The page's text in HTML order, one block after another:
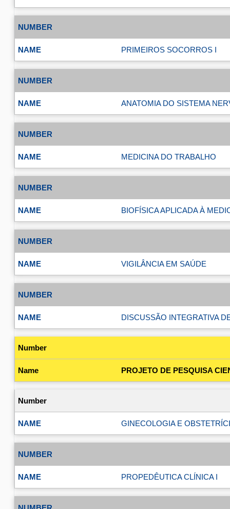
PRIMEIROS SOCORROS I
ANATOMIA DO SISTEMA
MEDICINA DO TRABALHO
BIOFÍSICA APLICADA À
VIGILÂNCIA EM SAÚDE
DISCUSSÃO INTEGRATIVA
PROJETO DE PESQUISA
GINECOLOGIA E
PROPEDÊUTICA CLÍNICA I